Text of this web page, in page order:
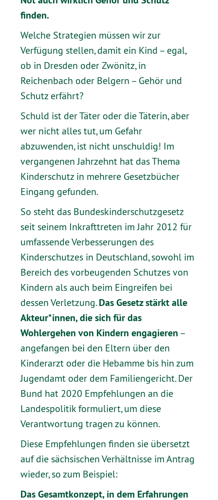
finden.
Welche Strategien müssen wir zur
Verfügung stellen, damit ein Kind – egal,
ob in Dresden oder Zwönitz, in
Reichenbach oder Belgern – Gehör und
Schutz erfährt?
Schuld ist der Täter oder die Täterin, aber
wer nicht alles tut, um Gefahr
abzuwenden, ist nicht unschuldig! Im
vergangenen Jahrzehnt hat das Thema
Kinderschutz in mehrere Gesetzbücher
Eingang gefunden.
So steht das Bundeskinderschutzgesetz
seit seinem Inkrafttreten im Jahr 2012 für
umfassende Verbesserungen des
Kinderschutzes in Deutschland, sowohl im
Bereich des vorbeugenden Schutzes von
Kindern als auch beim Eingreifen bei
dessen Verletzung.Das Gesetz stärkt alle
Akteur*innen, die sich für das
Wohlergehen von Kindern engagieren –
angefangen bei den Eltern über den
Kinderarzt oder die Hebamme bis hin zum
Jugendamt oder dem Familiengericht. Der
Bund hat 2020 Empfehlungen an die
Landespolitik formuliert, um diese
Verantwortung tragen zu können.
Diese Empfehlungen finden sie übersetzt
auf die sächsischen Verhältnisse im Antrag
wieder, so zum Beispiel:
Das Gesamtkonzept, in dem Erfahrungen